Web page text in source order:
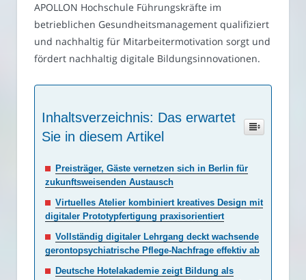
APOLLON Hochschule Führungskräfte im
betrieblichen Gesundheitsmanagement qualifiziert
und nachhaltig für Mitarbeitermotivation sorgt und
fördert nachhaltig digitale Bildungsinnovationen.
Inhaltsverzeichnis: Das erwartet
Sie in diesem Artikel
Preisträger, Gäste vernetzen sich in Berlin für
zukunftsweisenden Austausch
Virtuelles Atelier kombiniert kreatives Design mit
digitaler Prototypfertigung praxisorientiert
Vollständig digitaler Lehrgang deckt wachsende
gerontopsychiatrische Pflege-Nachfrage effektiv ab
Deutsche Hotelakademie zeigt Bildung als